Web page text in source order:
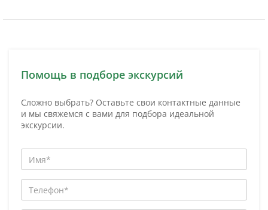
Помощь в подборе экскурсий
Сложно выбрать? Оставьте свои контактные данные
и мы свяжемся с вами для подбора идеальной
экскурсии.